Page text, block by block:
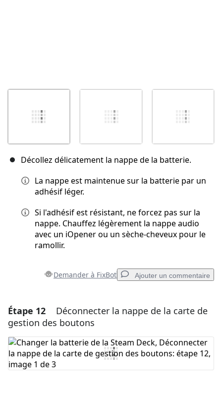
Décollez délicatement la nappe de la batterie.
La nappe est maintenue sur la batterie par un
adhésif léger.
Si l'adhésif est résistant, ne forcez pas sur la
nappe. Chauffez légèrement la nappe audio
avec un iOpener ou un sèche-cheveux pour le
ramollir.
Demander à FixBot Ajouter un commentaire
Ajouter un commentaire
Ajouter un commentaire
Étape 12
Déconnecter la nappe de la carte de
gestion des boutons